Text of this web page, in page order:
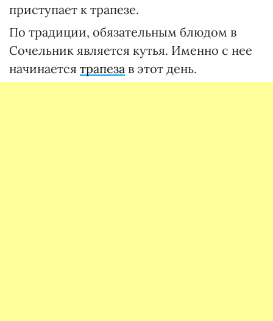
приступает к трапезе.
По традиции, обязательным блюдом в
Сочельник является кутья. Именно с нее
начинается трапеза в этот день.